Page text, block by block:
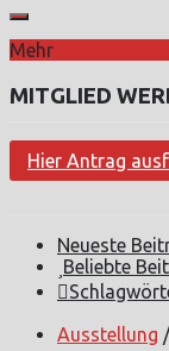
Mehr
MITGLIED
Hier Antrag
Neueste
Beliebte
Ausstellung